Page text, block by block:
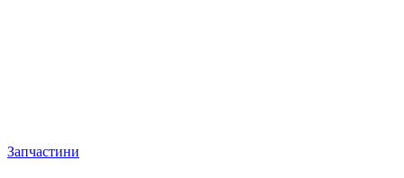
Запчастини